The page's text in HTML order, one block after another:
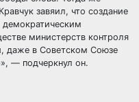
завяил, что создание
демократическим
министерств контроля
даже в Советском Союзе
— подчеркнул он.